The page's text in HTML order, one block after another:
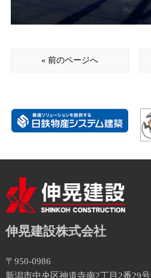
« 前のページへ
伸晃建設株式会社
〒950-0986
新潟市中央区神道寺南2丁目2番29号